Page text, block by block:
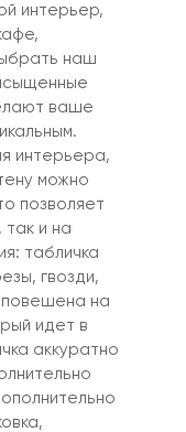
интерьер,
наш
ваше
интерьера,
можно
позволяет
так и на
табличка
гвозди,
повешена на
идет в
аккуратно